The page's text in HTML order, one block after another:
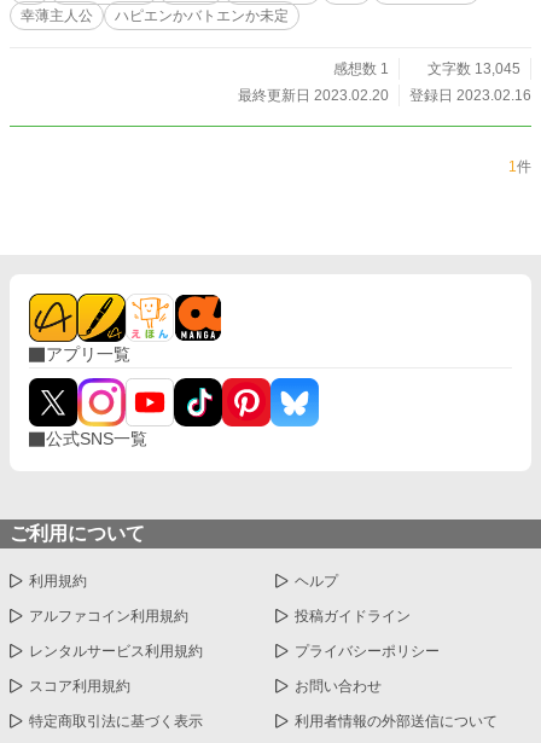
幸薄主人公
ハピエンかバトエンか未定
感想数 1
文字数 13,045
最終更新日 2023.02.20
登録日 2023.02.16
1件
アプリ一覧
公式SNS一覧
ご利用について
利用規約 ヘルプ
アルファコイン利用規約 投稿ガイドライン
レンタルサービス利用規約 プライバシーポリシー
スコア利用規約 お問い合わせ
特定商取引法に基づく表示 利用者情報の外部送信について